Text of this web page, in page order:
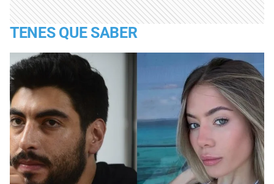
TENES QUE SABER